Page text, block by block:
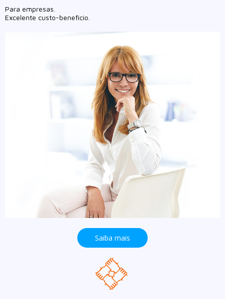
Para empresas.
Excelente custo-benefício.
Saiba mais